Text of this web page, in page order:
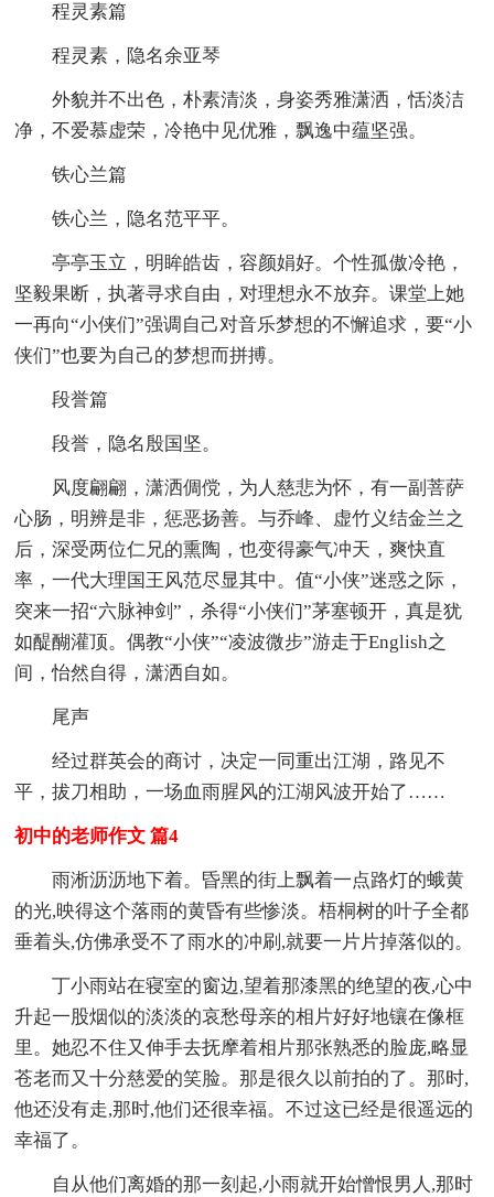
程灵素篇
程灵素，隐名余亚琴
外貌并不出色，朴素清淡，身姿秀雅潇洒，恬淡洁
净，不爱慕虚荣，冷艳中见优雅，飘逸中蕴坚强。
铁心兰篇
铁心兰，隐名范平平。
亭亭玉立，明眸皓齿，容颜娟好。个性孤傲冷艳，
坚毅果断，执著寻求自由，对理想永不放弃。课堂上她
一再向“小侠们”强调自己对音乐梦想的不懈追求，要“小
侠们”也要为自己的梦想而拼搏。
段誉篇
段誉，隐名殷国坚。
风度翩翩，潇洒倜傥，为人慈悲为怀，有一副菩萨
心肠，明辨是非，惩恶扬善。与乔峰、虚竹义结金兰之
后，深受两位仁兄的熏陶，也变得豪气冲天，爽快直
率，一代大理国王风范尽显其中。值“小侠”迷惑之际，
突来一招“六脉神剑”，杀得“小侠们”茅塞顿开，真是犹
如醍醐灌顶。偶教“小侠”“凌波微步”游走于English之
间，怡然自得，潇洒自如。
尾声
经过群英会的商讨，决定一同重出江湖，路见不
平，拔刀相助，一场血雨腥风的江湖风波开始了……
初中的老师作文 篇4
雨淅沥沥地下着。昏黑的街上飘着一点路灯的蛾黄
的光,映得这个落雨的黄昏有些惨淡。梧桐树的叶子全都
垂着头,仿佛承受不了雨水的冲刷,就要一片片掉落似的。
丁小雨站在寝室的窗边,望着那漆黑的绝望的夜,心中
升起一股烟似的淡淡的哀愁母亲的相片好好地镶在像框
里。她忍不住又伸手去抚摩着相片那张熟悉的脸庞,略显
苍老而又十分慈爱的笑脸。那是很久以前拍的了。那时,
他还没有走,那时,他们还很幸福。不过这已经是很遥远的
幸福了。
自从他们离婚的那一刻起,小雨就开始憎恨男人,那时